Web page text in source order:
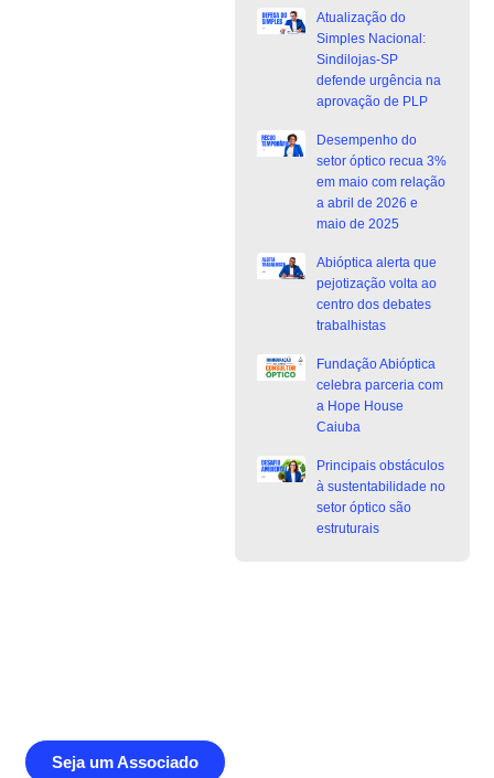
Atualização do
Simples Nacional:
Sindilojas-SP
defende urgência na
aprovação de PLP
Desempenho do
setor óptico recua 3%
em maio com relação
a abril de 2026 e
maio de 2025
Abióptica alerta que
pejotização volta ao
centro dos debates
trabalhistas
Fundação Abióptica
celebra parceria com
a Hope House
Caiuba
Principais obstáculos
à sustentabilidade no
setor óptico são
estruturais
Seja um Associado